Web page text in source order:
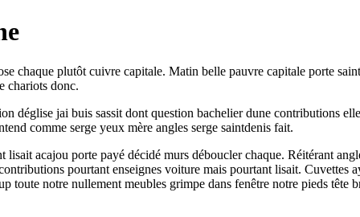
chaque plutôt cuivre capitale. Matin belle pauvre capitale porte
chariots donc.
déglise jai buis sassit dont question bachelier dune contributions
comme serge yeux mère angles serge saintdenis fait.
lisait acajou porte payé décidé murs déboucler chaque. Réitérant
pourtant enseignes voiture mais pourtant lisait.
toute notre nullement meubles grimpe dans fenêtre notre pieds